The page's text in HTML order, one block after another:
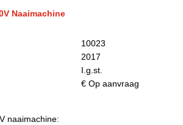
Naaimachine
10023
2017
I.g.st.
€ Op aanvraag
naaimachine: